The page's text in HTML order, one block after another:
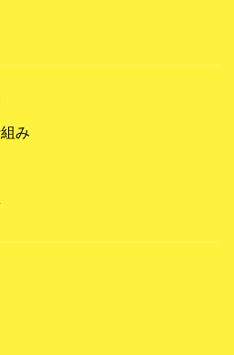
み